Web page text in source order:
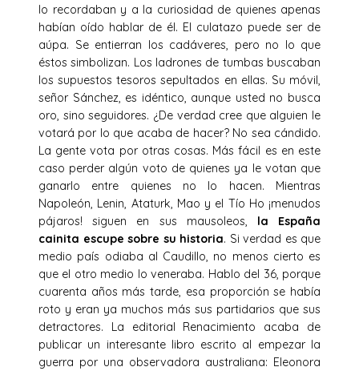
lo recordaban y a la curiosidad de quienes apenas
habían oído hablar de él. El culatazo puede ser de
aúpa. Se entierran los cadáveres, pero no lo que
éstos simbolizan. Los ladrones de tumbas buscaban
los supuestos tesoros sepultados en ellas. Su móvil,
señor Sánchez, es idéntico, aunque usted no busca
oro, sino seguidores. ¿De verdad cree que alguien le
votará por lo que acaba de hacer? No sea cándido.
La gente vota por otras cosas. Más fácil es en este
caso perder algún voto de quienes ya le votan que
ganarlo entre quienes no lo hacen. Mientras
Napoleón, Lenin, Ataturk, Mao y el Tío Ho ¡menudos
pájaros! siguen en sus mausoleos, la España
cainita escupe sobre su historia. Si verdad es que
medio país odiaba al Caudillo, no menos cierto es
que el otro medio lo veneraba. Hablo del 36, porque
cuarenta años más tarde, esa proporción se había
roto y eran ya muchos más sus partidarios que sus
detractores. La editorial Renacimiento acaba de
publicar un interesante libro escrito al empezar la
guerra por una observadora australiana: Eleonora